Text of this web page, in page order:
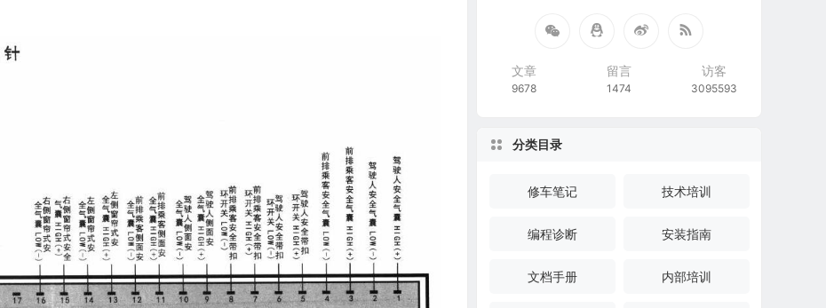
文章
9678
留言
1474
访客
3095593
分类目录
修车笔记 技术培训
编程诊断 安装指南
文档手册 内部培训